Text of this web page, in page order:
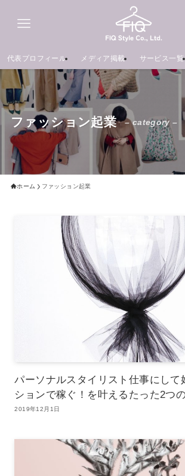
代表プロフィール メディア掲載 サービス一覧
ファッション起業 – category –
ホーム ファッション起業
パーソナルスタイリスト仕事にして
ションで稼ぐ！を叶えるたった2つ
2019年12月1日